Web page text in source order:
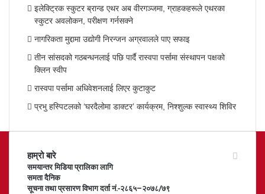
इलेक्ट्रिक स्कुटर ब्रान्ड एथर अब वीरगञ्जमा, ग्राहकहरूले एथरका
स्कुटर अवलोकन, परीक्षण गर्नसक्ने
नागरिकता मुद्दामा उद्योगी निरन्जन अग्रवालले पाए सफाइ
तीन सांसदको गठबन्धनलाई पछि पार्दै रास्वपा पर्सामा संस्थापन पक्षको
क्लिन स्वीप
रास्वपा पर्सामा अधिवेशनलाई लिएर कुटाकुट
प्रभु हस्पिटलको ‘घरदैलोमा डाक्टर’ कार्यक्रम, निश्शुल्क स्वास्थ्य शिविर
हाम्रो बारे
समयान्तर मिडिया प्रालिका लागि
समता दैनिक
सूचना तथा प्रसारण विभाग दर्ता नं.-२८६५–२०७८/७९